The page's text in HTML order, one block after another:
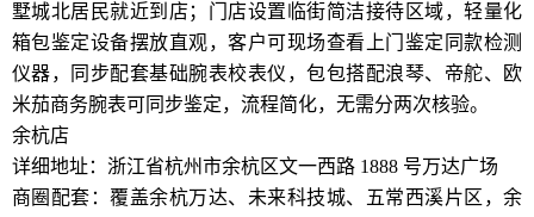
墅城北居民就近到店；门店设置临街简洁接待区域，轻量化
箱包鉴定设备摆放直观，客户可现场查看上门鉴定同款检测
仪器，同步配套基础腕表校表仪，包包搭配浪琴、帝舵、欧
米茄商务腕表可同步鉴定，流程简化，无需分两次核验。
余杭店
详细地址：浙江省杭州市余杭区文一西路 1888 号万达广场
商圈配套：覆盖余杭万达、未来科技城、五常西溪片区，余